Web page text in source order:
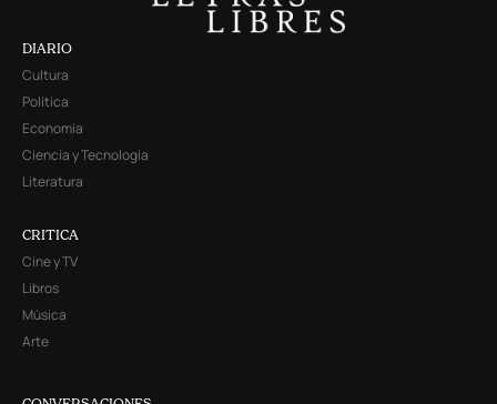
DIARIO
Cultura
Política
Economía
Ciencia y Tecnología
Literatura
CRITICA
Cine y TV
Libros
Música
Arte